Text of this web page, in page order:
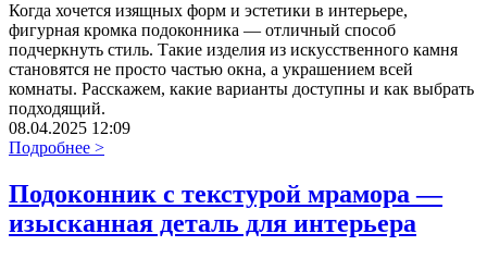
Когда хочется изящных форм и эстетики в интерьере,
фигурная кромка подоконника — отличный способ
подчеркнуть стиль. Такие изделия из искусственного камня
становятся не просто частью окна, а украшением всей
комнаты. Расскажем, какие варианты доступны и как выбрать
подходящий.
08.04.2025 12:09
Подробнее >
Подоконник с текстурой мрамора —
изысканная деталь для интерьера